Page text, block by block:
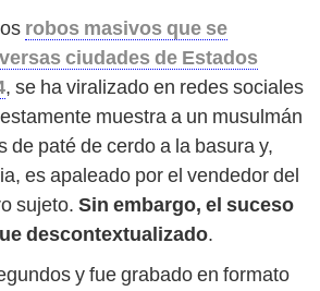
robos masivos que se
ciudades de Estados
, se ha viralizado en redes sociales
muestra a un musulmán
de paté de cerdo a la basura y,
es apaleado por el vendedor del
sujeto. Sin embargo, el suceso
descontextualizado.
y fue grabado en formato